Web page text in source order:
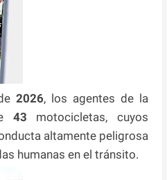
2026, los agentes de la
43 motocicletas, cuyos
altamente peligrosa
humanas en el tránsito.